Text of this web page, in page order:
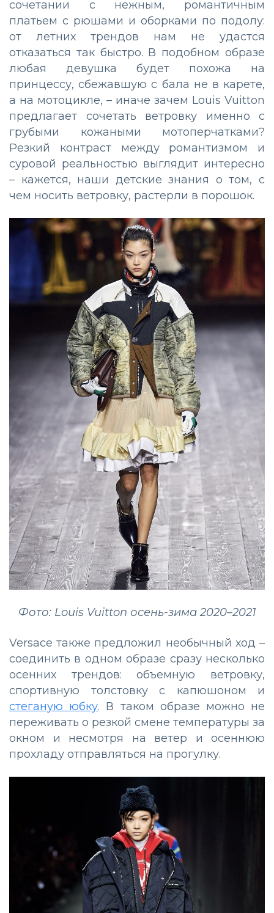
сочетании с нежным, романтичным
платьем с рюшами и оборками по подолу:
от летних трендов нам не удастся
отказаться так быстро. В подобном образе
любая девушка будет похожа на
принцессу, сбежавшую с бала не в карете,
а на мотоцикле, – иначе зачем Louis Vuitton
предлагает сочетать ветровку именно с
грубыми кожаными мотоперчатками?
Резкий контраст между романтизмом и
суровой реальностью выглядит интересно
– кажется, наши детские знания о том, с
чем носить ветровку, растерли в порошок.
Фото: Louis Vuitton осень-зима 2020–2021
Versace также предложил необычный ход –
соединить в одном образе сразу несколько
осенних трендов: объемную ветровку,
спортивную толстовку с капюшоном и
стеганую юбку. В таком образе можно не
переживать о резкой смене температуры за
окном и несмотря на ветер и осеннюю
прохладу отправляться на прогулку.